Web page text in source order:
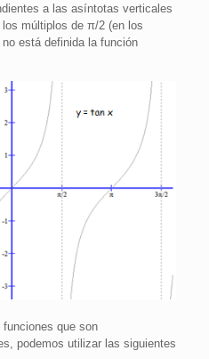
a las asíntotas verticales
múltiplos de π/2 (en los
está definida la función
funciones que son
podemos utilizar las siguientes